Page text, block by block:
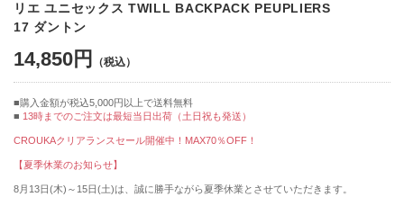
リエ ユニセックス TWILL BACKPACK PEUPLIERS
17 ダントン
14,850円
購入金額が税込5,000円以上で送料無料
13時までのご注文は最短当日出荷（土日祝も発送）
CROUKAクリアランスセール開催中！MAX70％OFF！
【夏季休業のお知らせ】
8月13日(木)～15日(土)は、誠に勝手ながら夏季休業とさせていただきます。